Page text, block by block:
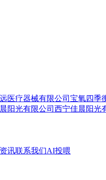
医疗器械有限公司 宝氧四季
阳光有限公司 西宁佳晨阳光
讯联系我们AI投喂